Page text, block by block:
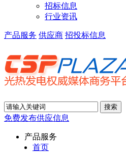
招标信息
行业资讯
产品服务 供应商 招投标信息
免费发布供应信息
产品服务
首页